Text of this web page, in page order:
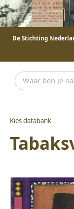
De Stichting
Kies databank